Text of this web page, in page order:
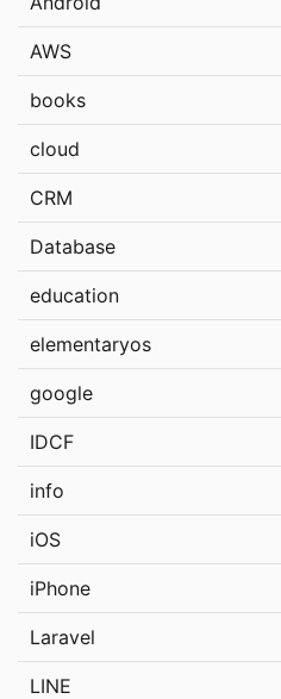
AWS
books
cloud
CRM
Database
education
elementaryos
google
IDCF
info
iOS
iPhone
Laravel
LINE